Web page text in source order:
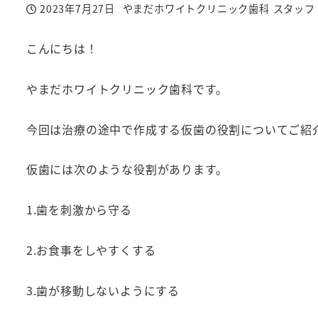
投稿日
2023年7月27日
著
やまだホワイトクリニック歯科 スタッフ
こんにちは！
やまだホワイトクリニック歯科です。
今回は治療の途中で作成する仮歯の役割についてご紹
仮歯には次のような役割があります。
1.歯を刺激から守る
2.お食事をしやすくする
3.歯が移動しないようにする